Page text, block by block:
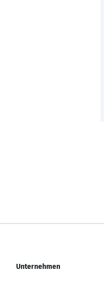
Unternehmen